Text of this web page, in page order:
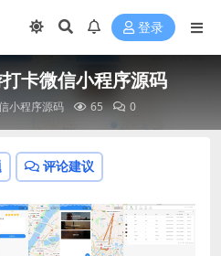
登录
卡微信小程序源码
小程序源码 65 0
评论建议